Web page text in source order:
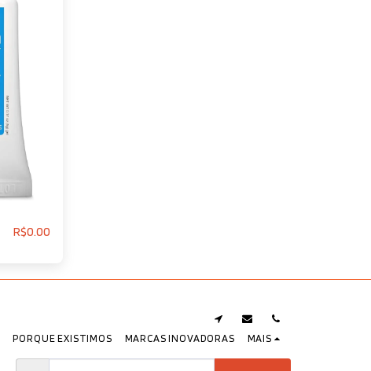
R$0.00
PORQUE EXISTIMOS MARCAS INOVADORAS MAIS